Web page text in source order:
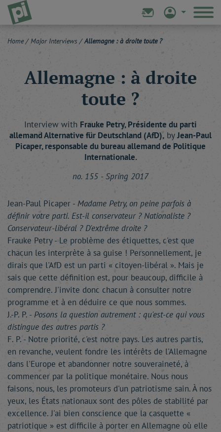
Home / Major Interviews / Allemagne : à droite toute ?
Allemagne : à droite
toute ?
Interview with Frauke Petry, Présidente du parti
allemand Alternative für Deutschland (AfD), byJean-Paul
Picaper, responsable du bureau allemand de Politique
Internationale.
no. 155 - Spring 2017
Jean-Paul Picaper - Madame Petry, on peine parfois à
définir votre parti. Est-il conservateur ? Nationaliste ?
Conservateur-libéral ? D'extrême droite ?
Frauke Petry - Le problème des étiquettes, c'est que
chacun les interprète à sa guise ! Personnellement, je
dirais que l'AfD est un parti « citoyen-libéral ». Mais je
sais que cette définition est, pour beaucoup, difficile à
comprendre. J'invite donc chacun à consulter notre
programme et à en déduire ce que nous sommes.
J.-P. P. - Posons la question autrement : qu'est-ce qui vous
distingue des autres partis ?
F. P. - Notre priorité, c'est notre pays. Les autres partis,
en revanche, veulent fondre les intérêts de l'Allemagne
dans l'Europe et abandonner notre souveraineté, à
commencer par la politique monétaire. Nous nous
faisons, nous, les promoteurs d'un patriotisme sain. À nos
yeux, les États nationaux sont des pôles de stabilité par
excellence. J'ai bien conscience que la casquette «
patriotique » est difficile à porter en Allemagne où elle